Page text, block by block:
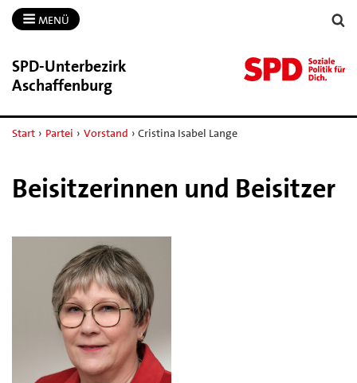
MENÜ
SPD-​Unterbezirk
Aschaffenburg
Start › Partei › Vorstand › Cristina Isabel Lange
Beisitzerinnen und Beisitzer